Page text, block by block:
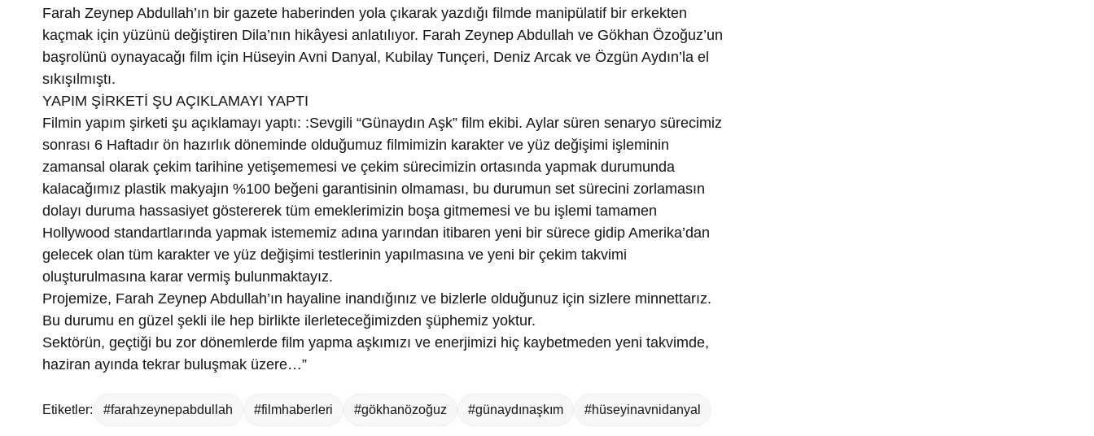
Farah Zeynep Abdullah’ın bir gazete haberinden yola çıkarak yazdığı filmde manipülatif bir erkekten
kaçmak için yüzünü değiştiren Dila’nın hikâyesi anlatılıyor. Farah Zeynep Abdullah ve Gökhan Özoğuz’un
başrolünü oynayacağı film için Hüseyin Avni Danyal, Kubilay Tunçeri, Deniz Arcak ve Özgün Aydın’la el
sıkışılmıştı.
YAPIM ŞİRKETİ ŞU AÇIKLAMAYI YAPTI
Filmin yapım şirketi şu açıklamayı yaptı: :Sevgili “Günaydın Aşk” film ekibi. Aylar süren senaryo sürecimiz
sonrası 6 Haftadır ön hazırlık döneminde olduğumuz filmimizin karakter ve yüz değişimi işleminin
zamansal olarak çekim tarihine yetişememesi ve çekim sürecimizin ortasında yapmak durumunda
kalacağımız plastik makyajın %100 beğeni garantisinin olmaması, bu durumun set sürecini zorlamasın
dolayı duruma hassasiyet göstererek tüm emeklerimizin boşa gitmemesi ve bu işlemi tamamen
Hollywood standartlarında yapmak istememiz adına yarından itibaren yeni bir sürece gidip Amerika’dan
gelecek olan tüm karakter ve yüz değişimi testlerinin yapılmasına ve yeni bir çekim takvimi
oluşturulmasına karar vermiş bulunmaktayız.
Projemize, Farah Zeynep Abdullah’ın hayaline inandığınız ve bizlerle olduğunuz için sizlere minnettarız.
Bu durumu en güzel şekli ile hep birlikte ilerleteceğimizden şüphemiz yoktur.
Sektörün, geçtiği bu zor dönemlerde film yapma aşkımızı ve enerjimizi hiç kaybetmeden yeni takvimde,
haziran ayında tekrar buluşmak üzere…”
Etiketler: #farahzeynepabdullah #filmhaberleri #gökhanözoğuz #günaydınaşkım #hüseyinavnidanyal